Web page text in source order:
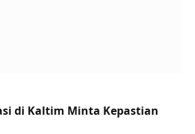
di Kaltim Minta Kepastian